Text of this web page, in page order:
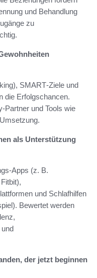
und Behandlung
zu
SMART‑Ziele und
die Erfolgschancen.
und Tools wie
als Unterstützung
(z. B.
und Schlafhilfen
Bewertet werden
der jetzt beginnen